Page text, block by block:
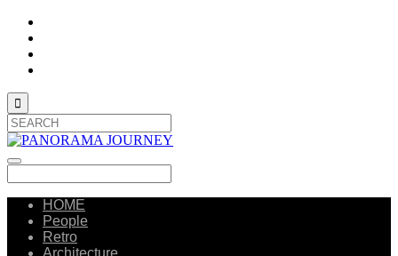

HOME
People
Retro
Architecture